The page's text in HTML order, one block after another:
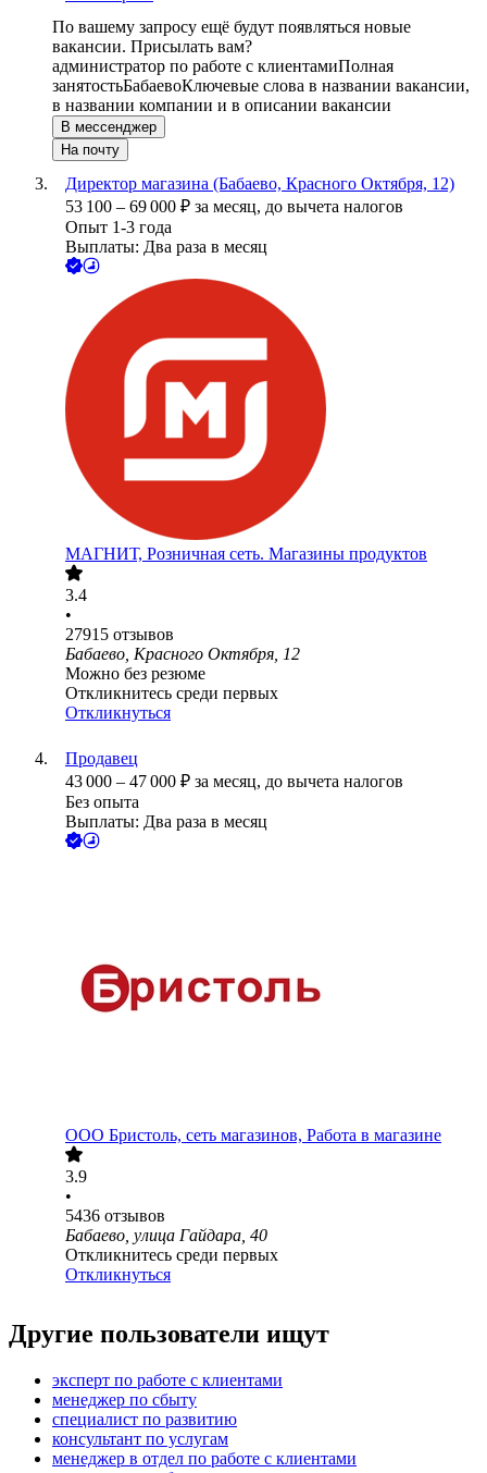
По вашему запросу ещё будут появляться новые
вакансии. Присылать вам?
администратор по работе с клиентамиПолная
занятостьБабаевоКлючевые слова в названии вакансии,
в названии компании и в описании вакансии
В мессенджер
На почту
Директор магазина (Бабаево, Красного Октября, 12)
53 100 – 69 000 ₽ за месяц, до вычета налогов
Опыт 1-3 года
Выплаты: Два раза в месяц
МАГНИТ, Розничная сеть. Магазины продуктов
3.4
•
27915 отзывов
Бабаево, Красного Октября, 12
Можно без резюме
Откликнитесь среди первых
Откликнуться
Продавец
43 000 – 47 000 ₽ за месяц, до вычета налогов
Без опыта
Выплаты: Два раза в месяц
ООО Бристоль, сеть магазинов, Работа в магазине
3.9
•
5436 отзывов
Бабаево, улица Гайдара, 40
Откликнитесь среди первых
Откликнуться
Другие пользователи ищут
эксперт по работе с клиентами
менеджер по сбыту
специалист по развитию
консультант по услугам
менеджер в отдел по работе с клиентами